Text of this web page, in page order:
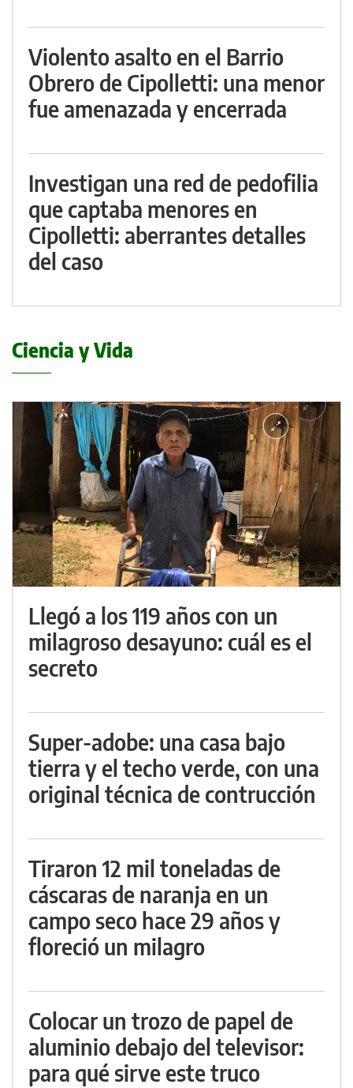
Violento asalto en el Barrio
Obrero de Cipolletti: una menor
fue amenazada y encerrada
Investigan una red de pedofilia
que captaba menores en
Cipolletti: aberrantes detalles
del caso
Ciencia y Vida
Llegó a los 119 años con un
milagroso desayuno: cuál es el
secreto
Super-adobe: una casa bajo
tierra y el techo verde, con una
original técnica de contrucción
Tiraron 12 mil toneladas de
cáscaras de naranja en un
campo seco hace 29 años y
floreció un milagro
Colocar un trozo de papel de
aluminio debajo del televisor:
para qué sirve este truco